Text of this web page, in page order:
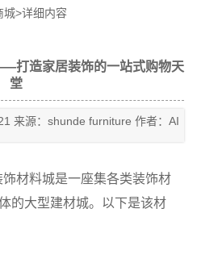
城>详细内容
打造家居装饰的一站式购物天
堂
来源：shunde furniture 作者：AI
材料城是一座集各类装饰材
的大型建材城。以下是该材